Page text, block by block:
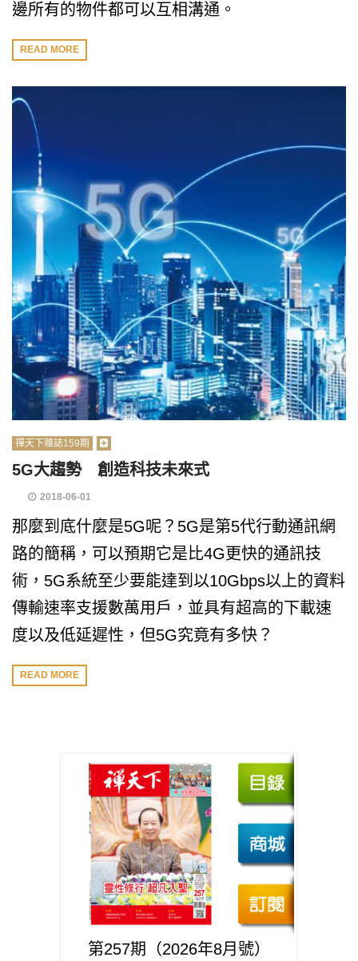
邊所有的物件都可以互相溝通。
READ MORE
禪天下雜誌159期
5G大趨勢 創造科技未來式
2018-06-01
那麼到底什麼是5G呢？5G是第5代行動通訊網
路的簡稱，可以預期它是比4G更快的通訊技
術，5G系統至少要能達到以10Gbps以上的資料
傳輸速率支援數萬用戶，並具有超高的下載速
度以及低延遲性，但5G究竟有多快？
READ MORE
第257期（2026年8月號）